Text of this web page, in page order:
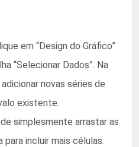
em “Design do Gráfico”
“Selecionar Dados”. Na
novas séries de
existente.
simplesmente arrastar as
para incluir mais células.